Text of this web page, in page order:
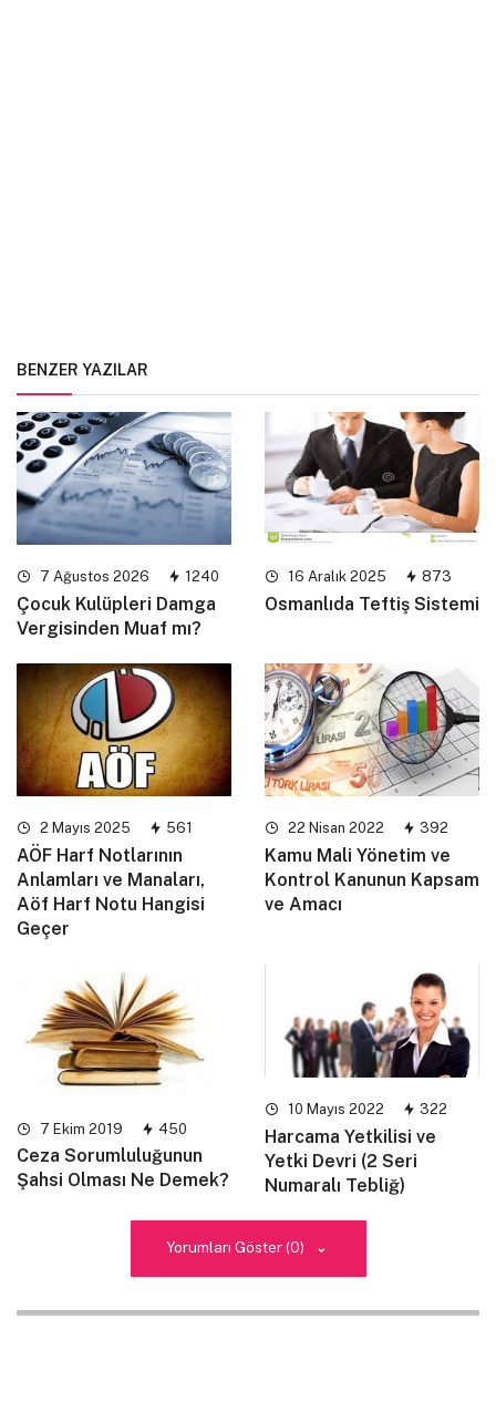
BENZER YAZILAR
7 Ağustos 2026 1240
Çocuk Kulüpleri Damga
Vergisinden Muaf mı?
16 Aralık 2025 873
Osmanlıda Teftiş Sistemi
2 Mayıs 2025 561
AÖF Harf Notlarının
Anlamları ve Manaları,
Aöf Harf Notu Hangisi
Geçer
22 Nisan 2022 392
Kamu Mali Yönetim ve
Kontrol Kanunun Kapsam
ve Amacı
7 Ekim 2019 450
Ceza Sorumluluğunun
Şahsi Olması Ne Demek?
10 Mayıs 2022 322
Harcama Yetkilisi ve
Yetki Devri (2 Seri
Numaralı Tebliğ)
Yorumları Göster (0)